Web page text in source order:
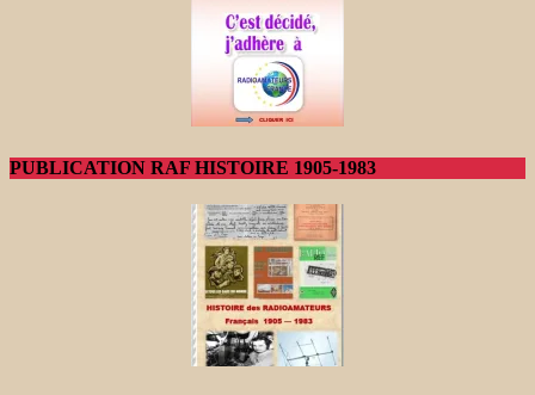
PUBLICATION RAF HISTOIRE 1905-1983